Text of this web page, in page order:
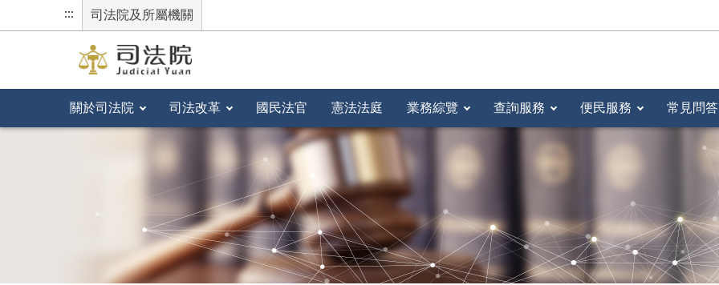
::: 司法院及所屬機關
關於司法院 司法改革 國民法官 憲法法庭 業務綜覽 查詢服務 便民服務 常見問答